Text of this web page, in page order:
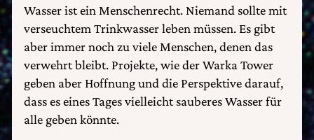
Wasser ist ein Menschenrecht. Niemand sollte mit
verseuchtem Trinkwasser leben müssen. Es gibt
aber immer noch zu viele Menschen, denen das
verwehrt bleibt. Projekte, wie der Warka Tower
geben aber Hoffnung und die Perspektive darauf,
dass es eines Tages vielleicht sauberes Wasser für
alle geben könnte.